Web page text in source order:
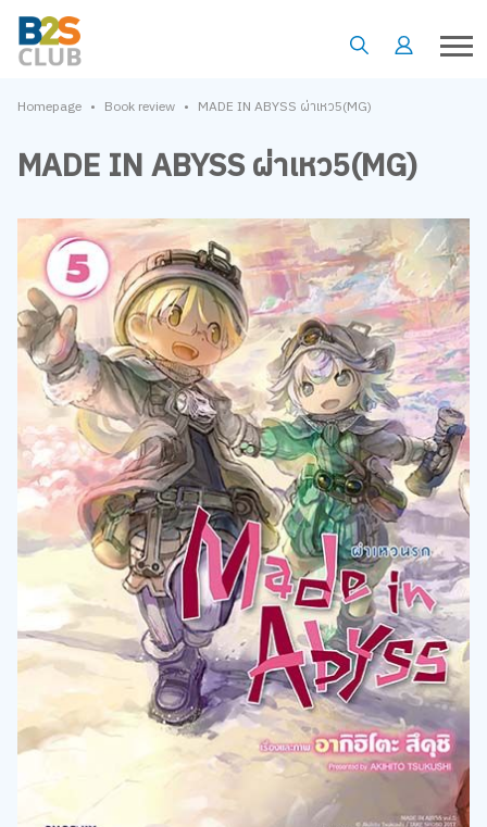
Homepage • Book review • MADE IN ABYSS ผ่าเหว5(MG)
MADE IN ABYSS ผ่าเหว5(MG)